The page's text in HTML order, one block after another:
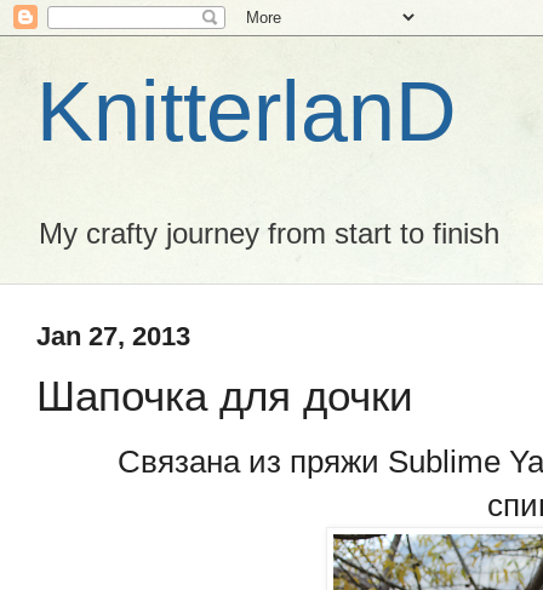
KnitterlanD
My crafty journey from start to finish
Jan 27, 2013
Шапочка для дочки
Связана из пряжи Sublime